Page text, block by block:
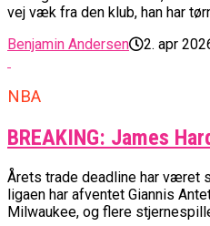
vej væk fra den klub, han har
Benjamin Andersen
2. apr
NBA
BREAKING: James
Årets trade deadline har været
ligaen har afventet Giannis
Milwaukee, og flere